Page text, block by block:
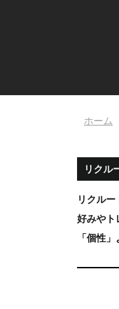
ホーム
リクル
リクルー
好みやト
「個性